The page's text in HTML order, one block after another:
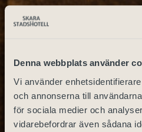
Denna webbplats använder
Vi använder
och annonserna till
för sociala medier och
vidarebefordrar även sådana